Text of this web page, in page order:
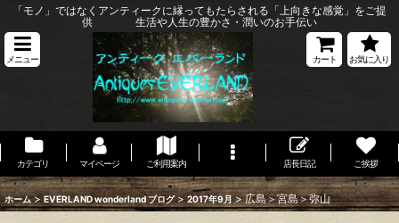
「モノ」ではなくアンティークに縁ってもたらされる「上向きな感覚」をご提
供 生活や人生の豊かさ・潤いのお手伝い
メニュー カート お気に入り
カテゴリ マイページ ご利用案内 店長日記 ご挨拶
ホーム > EVERLAND wonderland ブログ > 2017年9月 > 広島＞宮島＞弥山